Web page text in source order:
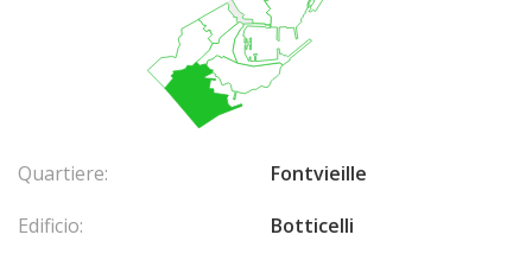
Quartiere:
Fontvieille
Edificio:
Botticelli